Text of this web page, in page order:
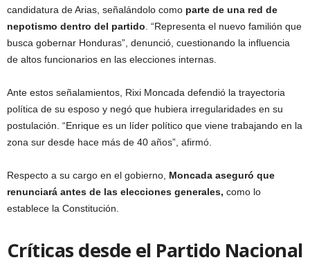
candidatura de Arias, señalándolo como parte de una red de
nepotismo dentro del partido. “Representa el nuevo familión que
busca gobernar Honduras”, denunció, cuestionando la influencia
de altos funcionarios en las elecciones internas.
Ante estos señalamientos, Rixi Moncada defendió la trayectoria
política de su esposo y negó que hubiera irregularidades en su
postulación. “Enrique es un líder político que viene trabajando en la
zona sur desde hace más de 40 años”, afirmó.
Respecto a su cargo en el gobierno, Moncada aseguró que
renunciará antes de las elecciones generales, como lo
establece la Constitución.
Críticas desde el Partido Nacional